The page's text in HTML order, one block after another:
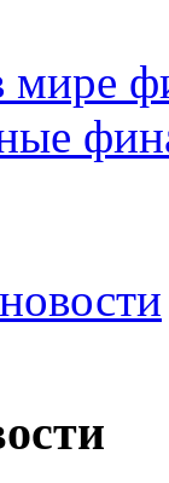
мире